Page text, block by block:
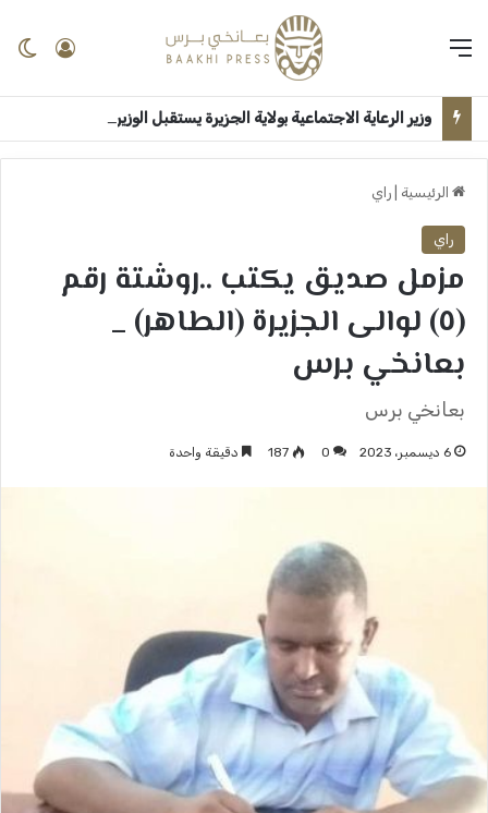
الرئيسية راي
راي
مزمل صديق يكتب ..روشتة رقم
(٥) لوالى الجزيرة (الطاهر) _
بعانخي برس
بعانخي برس
6 ديسمبر، 2023 0
187 دقيقة واحدة